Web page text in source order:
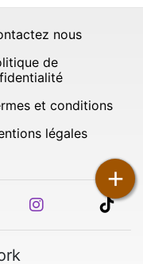
+
nous
de
et conditions
légales
instagram